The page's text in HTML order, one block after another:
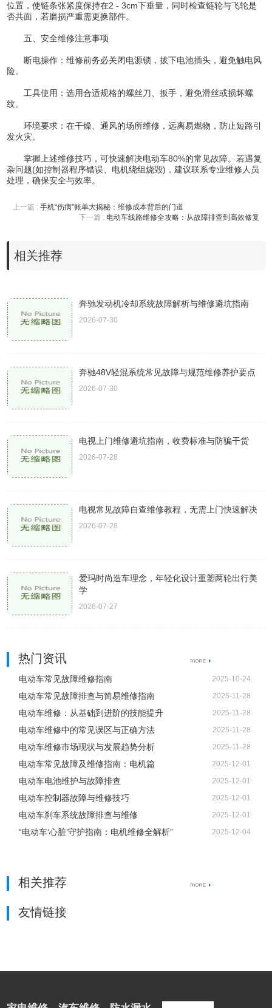
位置，使链条张紧度保持在2 - 3cm下垂量，同时检查链轮与飞轮是
否共面，若磨损严重需更换部件。
五、安全维修注意事项
断电操作：维修前务必关闭电源锁，拔下电池插头，避免触电风
险。
工具使用：选用合适规格的螺丝刀、扳手，避免滑丝或损坏螺
纹。
环境要求：在干燥、通风的场所维修，远离易燃物，防止短路引
发火灾。
掌握上述维修技巧，可快速解决电动车80%的常见故障。若遇复
杂问题(如控制器程序错误、电机绕组烧毁)，建议联系专业维修人员
处理，确保安全与效率。
上一篇 :手机“伤病”账单大揭秘：维修成本背后的门道
下一篇 : 电动车线路维修全攻略：从故障排查到高效修复
相关推荐
奔驰发动机冷却系统故障解析与维修避坑指南
2026-07-30
奔驰48V轻混系统常见故障与规范维修养护要点
2026-07-30
电视上门维修避坑指南，收费标准与防骗干货
2026-07-28
电视常见故障自查维修教程，无需上门快速解决
2026-07-28
爱玛时尚造车理念，年轻化设计重塑两轮出行美
学
2026-07-27
热门资讯
电动车常见故障维修指南 2025-10-24
电动车常见故障排查与简易维修指南 2025-11-28
电动车维修：从基础到进阶的技能提升 2025-11-28
电动车维修中的常见误区与正确方法 2025-11-28
电动车维修市场现状与发展趋势分析 2025-11-28
电动车常见故障及维修指南：电机篇 2025-12-01
电动车电池维护与故障排查 2025-12-01
电动车控制器故障与维修技巧 2025-12-01
电动车刹车系统故障排查与维修 2025-12-01
“电动车‘心脏’守护指南：电机维修全解析” 2025-12-04
相关推荐
友情链接